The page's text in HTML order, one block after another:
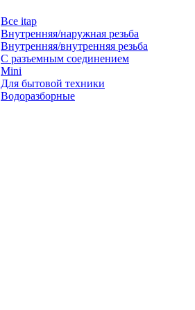
Все itap
Внутренняя/наружная резьба
Внутренняя/внутренняя резьба
С разъемным соединением
Mini
Для бытовой техники
Водоразборные